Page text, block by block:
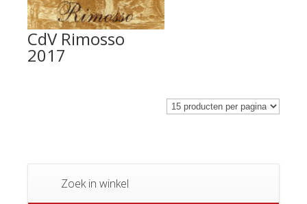
CdV Rimosso
2017
Zoek in winkel